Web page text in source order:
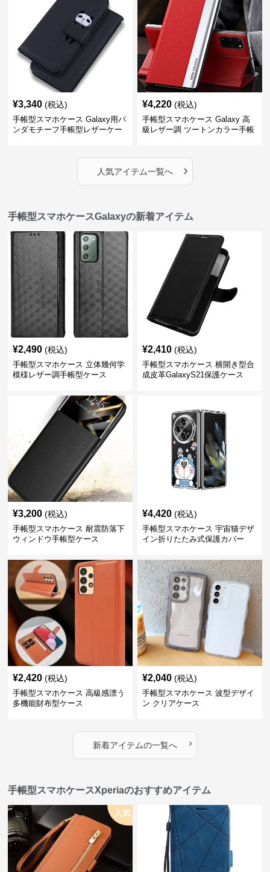
¥3,340 (税込)
手帳型スマホケース Galaxy用パ
ンダモチーフ手帳型レザーケー
¥4,220 (税込)
手帳型スマホケース Galaxy 高
級レザー調 ツートンカラー手帳
人気アイテム一覧へ ›
手帳型スマホケースGalaxyの新着アイテム
¥2,490 (税込)
手帳型スマホケース 立体幾何学
模様レザー調手帳型ケース
¥2,410 (税込)
手帳型スマホケース 横開き型合
成皮革GalaxyS21保護ケース
¥3,200 (税込)
手帳型スマホケース 耐震防落下
ウィンドウ手帳型ケース
¥4,420 (税込)
手帳型スマホケース 宇宙猫デザ
イン折りたたみ式保護カバー
¥2,420 (税込)
手帳型スマホケース 高級感漂う
多機能財布型ケース
¥2,040 (税込)
手帳型スマホケース 波型デザイ
ン クリアケース
新着アイテムの一覧へ ›
手帳型スマホケースXperiaのおすすめアイテム
人気